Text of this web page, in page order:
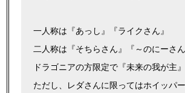
一人称は『あっし』『ライクさん』
二人称は『そちらさん』『～のにーさ
ドラゴニアの方限定で『未来の我が主』
ただし、レダさんに限ってはホイッパ